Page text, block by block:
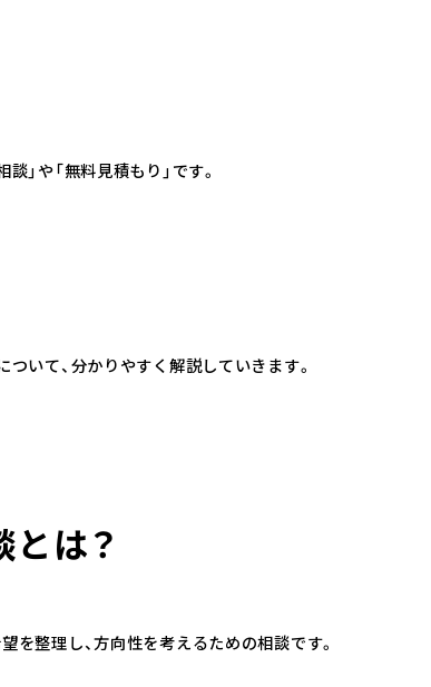
」や「無料見積もり」です。
いて、分かりやすく解説していきます。
は？
を整理し、方向性を考えるための相談です。